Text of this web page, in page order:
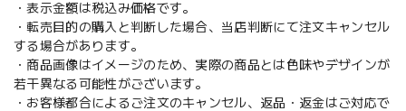
・表示金額は税込み価格です。
・転売目的の購入と判断した場合、当店判断にて注文キャンセル
する場合があります。
・商品画像はイメージのため、実際の商品とは色味やデザインが
若干異なる可能性がございます。
・お客様都合によるご注文のキャンセル、返品・返金はご対応で